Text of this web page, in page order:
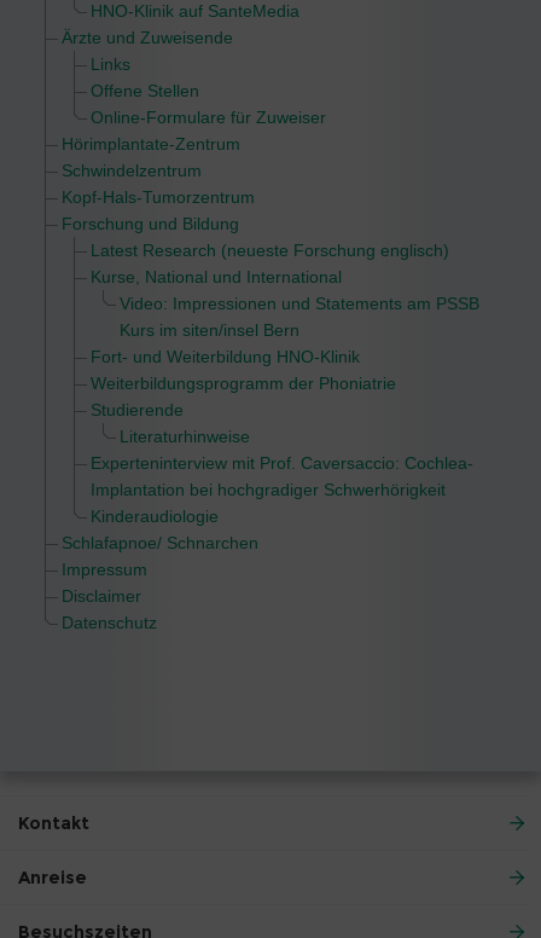
HNO-Klinik auf SanteMedia
Ärzte und Zuweisende
Links
Offene Stellen
Online-Formulare für Zuweiser
Hörimplantate-Zentrum
Schwindelzentrum
Kopf-Hals-Tumorzentrum
Forschung und Bildung
Latest Research (neueste Forschung englisch)
Kurse, National und International
Video: Impressionen und Statements am PSSB
Kurs im siten/insel Bern
Fort- und Weiterbildung HNO-Klinik
Weiterbildungsprogramm der Phoniatrie
Studierende
Literaturhinweise
Experteninterview mit Prof. Caversaccio: Cochlea-
Implantation bei hochgradiger Schwerhörigkeit
Kinderaudiologie
Schlafapnoe/ Schnarchen
Impressum
Disclaimer
Datenschutz
Kontakt
Anreise
Besuchszeiten